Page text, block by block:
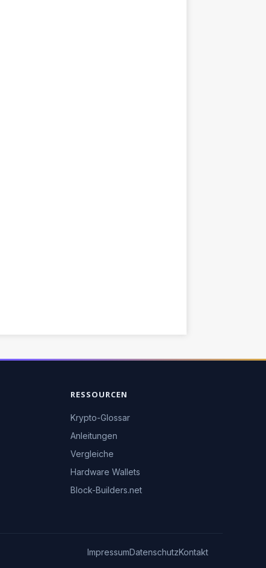
RESSOURCEN
Krypto-Glossar
Anleitungen
Vergleiche
Hardware Wallets
Block-Builders.net
ImpressumDatenschutzKontakt